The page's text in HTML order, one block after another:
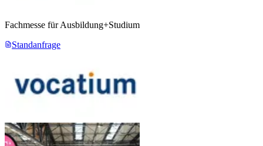
Fachmesse für Ausbildung+Studium
Standanfrage